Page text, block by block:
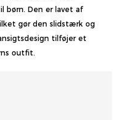
børn. Den er lavet af
gør den slidstærk og
tilføjer et
outfit.